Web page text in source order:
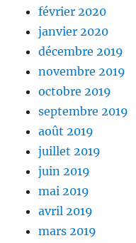
février 2020
janvier 2020
décembre 2019
novembre 2019
octobre 2019
septembre 2019
août 2019
juillet 2019
juin 2019
mai 2019
avril 2019
mars 2019